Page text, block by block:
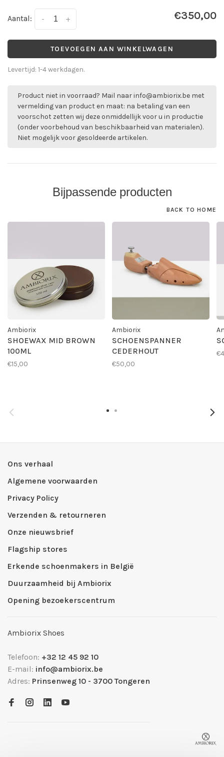
Aantal: +
- €350,00
TOEVOEGEN AAN WINKELWAGEN
Levertijd: 1-4 werkdagen.
Product niet in voorraad? Mail naarinfo@ambiorix.be met
vermelding van product en maat: na betaling van een
voorschot zetten wij deze onmiddellijk voor u in productie
(onder voorbehoud van beschikbaarheid van materialen).
Niet mogelijk voor gesoldeerde artikelen.
Bijpassende producten
BACK TO HOME
Ambiorix
SHOEWAX MID BROWN
100ML
€15,00
Ambiorix
SCHOENSPANNER
CEDERHOUT
€50,00
Ons verhaal
Algemene voorwaarden
Privacy Policy
Verzenden & retourneren
Onze nieuwsbrief
Flagship stores
Erkende schoenmakers in België
Duurzaamheid bij Ambiorix
Opening bezoekerscentrum
Ambiorix Shoes
Telefoon: +32 12 45 92 10
E-mail: info@ambiorix.be
Adres: Prinsenweg 10 - 3700 Tongeren